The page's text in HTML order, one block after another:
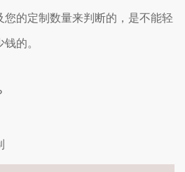
的定制数量来判断的，是不能轻
的。